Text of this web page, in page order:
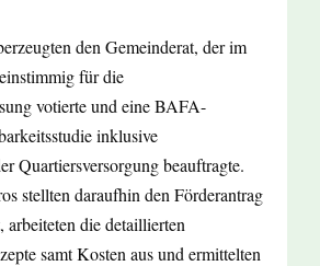
den Gemeinderat, der im
für die
votierte und eine BAFA-
inklusive
Quartiersversorgung beauftragte.
stellten daraufhin den Förderantrag
arbeiteten die detaillierten
samt Kosten aus und ermittelten